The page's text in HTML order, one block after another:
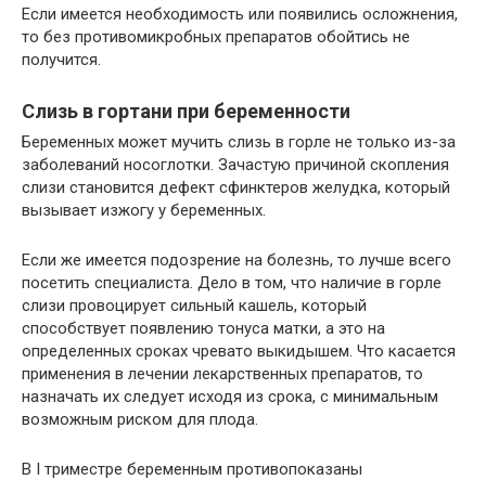
Если имеется необходимость или появились осложнения,
то без противомикробных препаратов обойтись не
получится.
Слизь в гортани при беременности
Беременных может мучить слизь в горле не только из-за
заболеваний носоглотки. Зачастую причиной скопления
слизи становится дефект сфинктеров желудка, который
вызывает изжогу у беременных.
Если же имеется подозрение на болезнь, то лучше всего
посетить специалиста. Дело в том, что наличие в горле
слизи провоцирует сильный кашель, который
способствует появлению тонуса матки, а это на
определенных сроках чревато выкидышем. Что касается
применения в лечении лекарственных препаратов, то
назначать их следует исходя из срока, с минимальным
возможным риском для плода.
В I триместре беременным противопоказаны